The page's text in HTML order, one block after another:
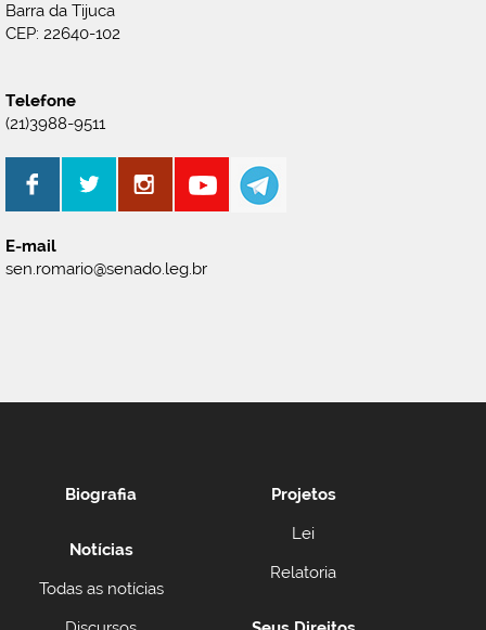
Barra da Tijuca
CEP: 22640-102
Telefone
(21)3988-9511
E-mail
sen.romario@senado.leg.br
Biografia
Notícias
Todas as notícias
Projetos
Lei
Relatoria